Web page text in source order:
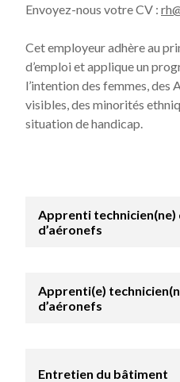
Envoyez-nous votre CV :
Cet employeur adhère au
d’emploi et applique un
l’intention des femmes, des
visibles, des minorités
situation de handicap.
Apprenti technicien(ne)
d’aéronefs
Apprenti(e)
d’aéronefs
Entretien du bâtiment